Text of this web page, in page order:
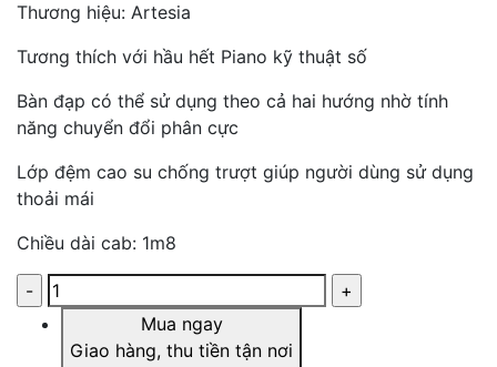
Thương hiệu: Artesia
Tương thích với hầu hết Piano kỹ thuật số
Bàn đạp có thể sử dụng theo cả hai hướng nhờ tính
năng chuyển đổi phân cực
Lớp đệm cao su chống trượt giúp người dùng sử dụng
thoải mái
Chiều dài cab: 1m8
Mua ngay
Giao hàng, thu tiền tận nơi